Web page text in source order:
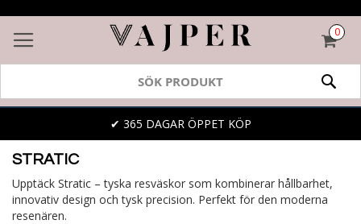
0
✔ 365 DAGAR ÖPPET KÖP
STRATIC
Upptäck Stratic – tyska resväskor som kombinerar hållbarhet,
innovativ design och tysk precision. Perfekt för den moderna
resenären.